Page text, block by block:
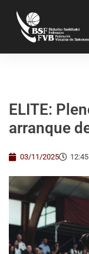
ELITE:
arranque
03/11/2025